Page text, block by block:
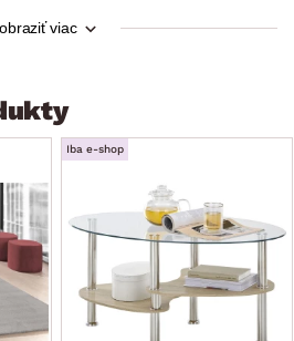
časti (možné umiestnenie aj
poťah na zips, cca
montáž ako pravý alebo ľavý
na pravú alebo ľavú stranu)
zaoblený tvar, mäkké
viac
Iba e-shop